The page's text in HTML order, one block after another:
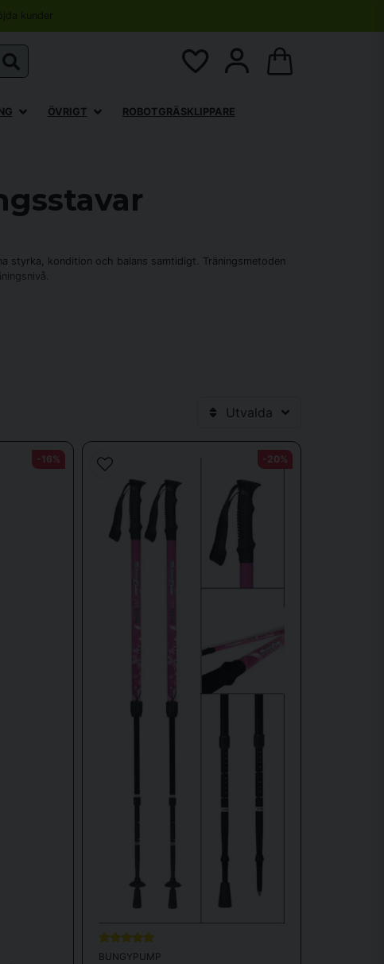
kunder
ÖVRIGT ROBOTGRÄSKLIPPARE
styrka, kondition och balans samtidigt. Träningsmetoden
med dessa träningsstavar ökar effektiviteten på
träning och allsidig träning utomhus eller hemma.
Utvalda
-16%
BUNGYPUMP
-20%